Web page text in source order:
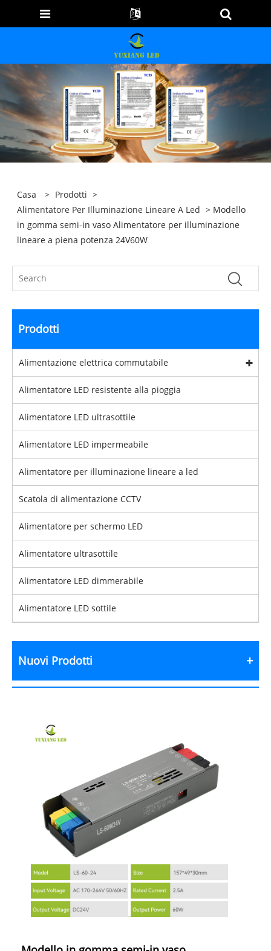
Casa > Prodotti >
Alimentatore Per Illuminazione Lineare A Led > Modello
in gomma semi-in vaso Alimentatore per illuminazione
lineare a piena potenza 24V60W
Prodotti
Alimentazione elettrica commutabile
Alimentatore LED resistente alla pioggia
Alimentatore LED ultrasottile
Alimentatore LED impermeabile
Alimentatore per illuminazione lineare a led
Scatola di alimentazione CCTV
Alimentatore per schermo LED
Alimentatore ultrasottile
Alimentatore LED dimmerabile
Alimentatore LED sottile
Nuovi Prodotti